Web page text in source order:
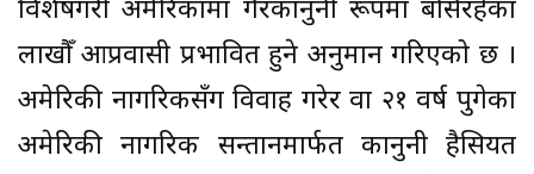
विशेषगरी अमेरिकामा गैरकानुनी रूपमा बसिरहेका
लाखौँ आप्रवासी प्रभावित हुने अनुमान गरिएको छ ।
अमेरिकी नागरिकसँग विवाह गरेर वा २१ वर्ष पुगेका
अमेरिकी नागरिक सन्तानमार्फत कानुनी हैसियत